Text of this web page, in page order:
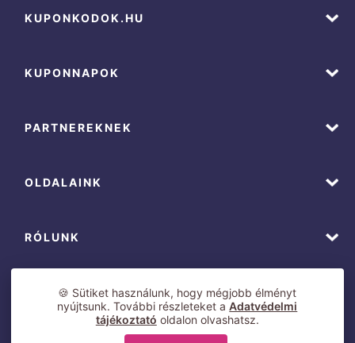
KUPONKODOK.HU
KUPONNAPOK
PARTNEREKNEK
OLDALAINK
RÓLUNK
🍪 Sütiket használunk, hogy mégjobb élményt
nyújtsunk. További részleteket aAdatvédelmi
tájékoztató oldalon olvashatsz.